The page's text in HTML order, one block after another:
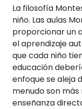
La filosofía
niño. Las aulas
proporcionar un
el aprendizaje
que cada niño
educación
enfoque se aleja
menudo son
enseñanza